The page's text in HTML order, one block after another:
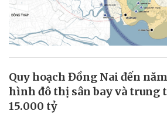
Quy hoạch Đồng Nai đến
hình đô thị sân bay và trung
15.000 tỷ